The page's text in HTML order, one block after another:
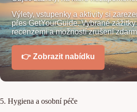
Výlety, vstupenky a aktivity si
přes GetYourGuide. Vybrané
recenzemi a možností zrušení
👉 Zobrazit nabídku
5. Hygiena a osobní péče